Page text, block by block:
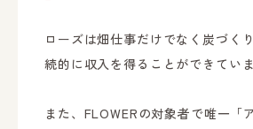
ローズは畑仕事だけでなく炭づく
続的に収入を得ることができていま
また、FLOWERの対象者で唯一「